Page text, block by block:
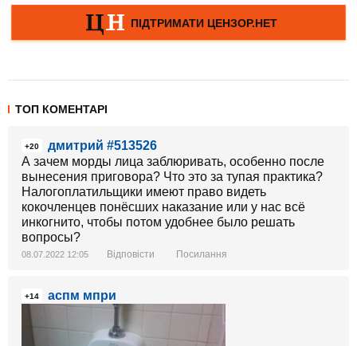
ТОП КОМЕНТАРІ
+20
дмитрий #513526
А зачем морды лица заблюривать, особенно после
вынесения приговора? Что это за тупая практика?
Налогоплатильщики имеют право видеть
кокочленцев понёсших наказание или у нас всё
инкогнито, чтобы потом удобнее было решать
вопросы?
08.07.2022 12:05 Відповісти Посилання
+14 аспм мпри